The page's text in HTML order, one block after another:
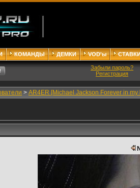
КОМАНДЫ ДЕМКИ VOD'ы
Забыли пароль?
Регистрация
> AR4ER [Michael Jackson Forever in my